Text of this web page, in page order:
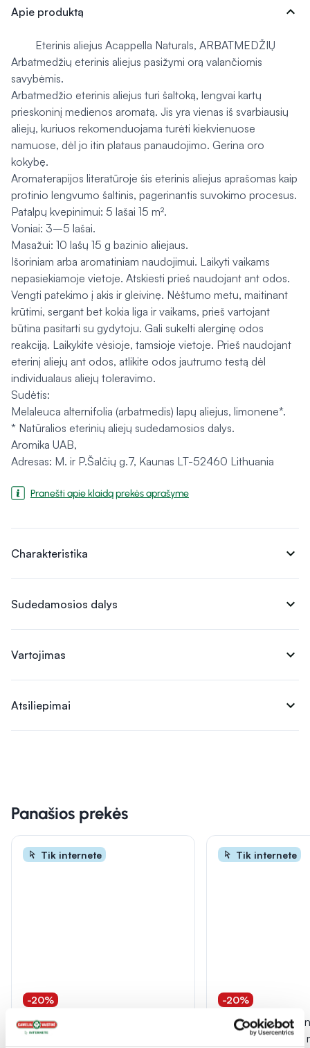
Apie produktą expand_more
Eterinis aliejus Acappella Naturals, ARBATMEDŽIŲ
Arbatmedžių eterinis aliejus pasižymi orą valančiomis
savybėmis.
Arbatmedžio eterinis aliejus turi šaltoką, lengvai kartų
prieskoninį medienos aromatą. Jis yra vienas iš svarbiausių
aliejų, kuriuos rekomenduojama turėti kiekvienuose
namuose, dėl jo itin plataus panaudojimo. Gerina oro
kokybę.
Aromaterapijos literatūroje šis eterinis aliejus aprašomas kaip
protinio lengvumo šaltinis, pagerinantis suvokimo procesus.
Patalpų kvepinimui: 5 lašai 15 m².
Voniai: 3–5 lašai.
Masažui: 10 lašų 15 g bazinio aliejaus.
Išoriniam arba aromatiniam naudojimui. Laikyti vaikams
nepasiekiamoje vietoje. Atskiesti prieš naudojant ant odos.
Vengti patekimo į akis ir gleivinę. Nėštumo metu, maitinant
krūtimi, sergant bet kokia liga ir vaikams, prieš vartojant
būtina pasitarti su gydytoju. Gali sukelti alerginę odos
reakciją. Laikykite vėsioje, tamsioje vietoje. Prieš naudojant
eterinį aliejų ant odos, atlikite odos jautrumo testą dėl
individualaus aliejų toleravimo.
Sudėtis:
Melaleuca alternifolia (arbatmedis) lapų aliejus, limonene*.
* Natūralios eterinių aliejų sudedamosios dalys.
Aromika UAB,
Adresas: M. ir P.Šalčių g.7, Kaunas LT-52460 Lithuania
Pranešti apie klaidą prekės aprašyme
Charakteristika expand_more
Sudedamosios dalys expand_more
Vartojimas expand_more
Atsiliepimai expand_more
Panašios prekės
Tik internete
-20%
ACAPPELLA eterinis aliejus
PUŠIS, 10 ml
Tik internete
-20%
ACAPPELLA
BERGAMOTĖ, 10